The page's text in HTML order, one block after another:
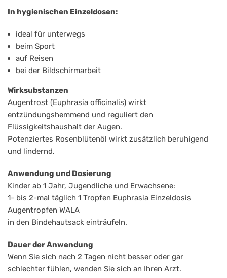
In hygienischen Einzeldosen:
ideal für unterwegs
beim Sport
auf Reisen
bei der Bildschirmarbeit
Wirksubstanzen
Augentrost (Euphrasia officinalis) wirkt
entzündungshemmend und reguliert den
Flüssigkeitshaushalt der Augen.
Potenziertes Rosenblütenöl wirkt zusätzlich beruhigend
und lindernd.
Anwendung und Dosierung
Kinder ab 1 Jahr, Jugendliche und Erwachsene:
1- bis 2-mal täglich 1 Tropfen Euphrasia Einzeldosis
Augentropfen WALA
in den Bindehautsack einträufeln.
Dauer der Anwendung
Wenn Sie sich nach 2 Tagen nicht besser oder gar
schlechter fühlen, wenden Sie sich an Ihren Arzt.